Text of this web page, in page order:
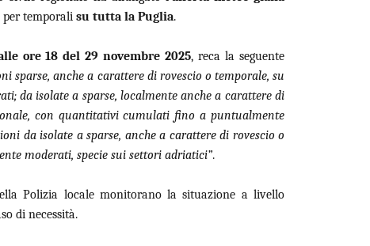
per temporalisu tutta la Puglia.
ore 18 del 29 novembre 2025, reca la seguente
sparse, anche a carattere di rovescio o temporale, su
da isolate a sparse, localmente anche a carattere di
con quantitativi cumulati fino a puntualmente
da isolate a sparse, anche a carattere di rovescio o
moderati, specie sui settori adriatici”.
Polizia locale monitorano la situazione a livello
di necessità.